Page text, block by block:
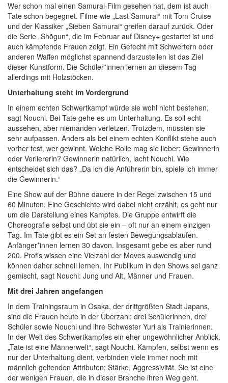
Wer schon mal einen Samurai-Film gesehen hat, dem ist auch
Tate schon begegnet. Filme wie „Last Samurai“ mit Tom Cruise
und der Klassiker „Sieben Samurai“ greifen darauf zurück. Oder
die Serie „Shōgun“, die im Februar auf Disney+ gestartet ist und
auch kämpfende Frauen zeigt. Ein Gefecht mit Schwertern oder
anderen Waffen möglichst spannend darzustellen ist das Ziel
dieser Kunstform. Die Schüler*innen lernen an diesem Tag
allerdings mit Holzstöcken.
Unterhaltung steht im Vordergrund
In einem echten Schwertkampf würde sie wohl nicht bestehen,
sagt Nouchi. Bei Tate gehe es um Unterhaltung. Es soll echt
aussehen, aber niemanden verletzen. Trotzdem, müssten sie
sehr aufpassen. Anders als bei einem echten Konflikt stehe auch
vorher fest, wer gewinnt. Welche Rolle mag sie lieber: Gewinnerin
oder Verliererin? Gewinnerin natürlich, lacht Nouchi. Wie
entscheidet sich das? „Da ich die Anführerin bin, spiele ich immer
die Gewinnerin.“
Eine Show auf der Bühne dauere in der Regel zwischen 15 und
60 Minuten. Eine Geschichte wird dabei nicht erzählt, es geht nur
um die Darstellung eines Kampfes. Die Gruppe entwirft die
Choreografie selbst und übt sie ein – oft nur an einem einzigen
Tag. Im Tate gibt es ein Set an festen Bewegungsabläufen.
Anfänger*innen lernen 30 davon. Insgesamt gebe es aber rund
200. Profis wissen eine Vielzahl der Moves auswendig und
können daher schnell lernen. Ihr Publikum in den Shows sei ganz
gemischt, sagt Nouchi: Jung und Alt, Männer und Frauen.
Mit drei Jahren angefangen
In dem Trainingsraum in Osaka, der drittgrößten Stadt Japans,
sind die Frauen heute in der Überzahl: drei Schülerinnen, drei
Schüler sowie Nouchi und ihre Schwester Yuri als Trainierinnen.
In der Welt des Schwertkampfes ein eher ungewöhnlicher Anblick.
„Tate ist eine Männerwelt“, sagt Nouchi. Kämpfen, selbst wenn es
nur der Unterhaltung dient, verbinden viele immer noch mit
männlich geltenden Attributen: Stärke, Aggressivität. Sie ist eine
der wenigen Frauen, die in dieser Branche ihren Weg geht.